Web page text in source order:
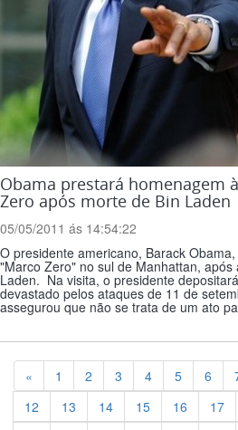
Obama prestará homenagem
Zero após morte de Bin Laden
05/05/2011 ás 14:54:22
O presidente americano, Barack
"Marco Zero" no sul de Manhattan, após
Laden. Na visita, o presidente
devastado pelos ataques de 11 de
assegurou que não se trata de um ato
« Previous
1 2 3 4 5 6
12
13 14 15 16 17